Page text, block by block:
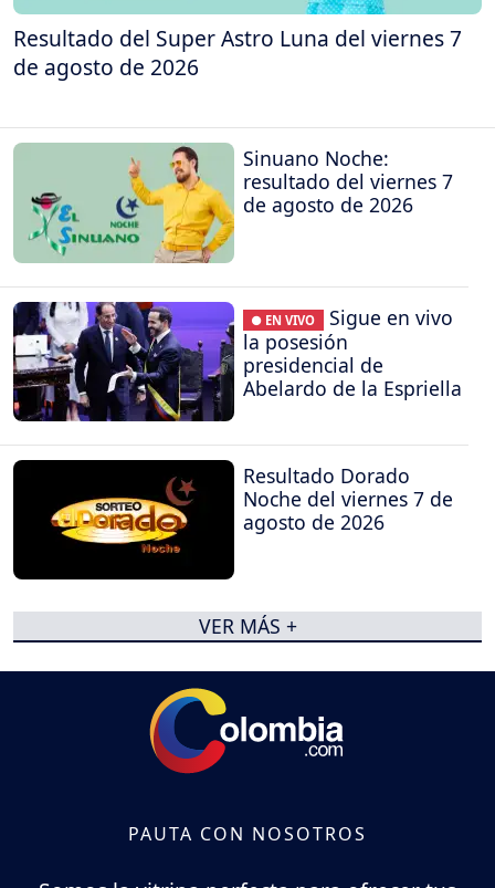
Resultado del Super Astro Luna del viernes 7
de agosto de 2026
Sinuano Noche:
resultado del viernes 7
de agosto de 2026
● EN VIVO
Sigue en vivo
la posesión
presidencial de
Abelardo de la Espriella
Resultado Dorado
Noche del viernes 7 de
agosto de 2026
VER MÁS +
PAUTA CON NOSOTROS